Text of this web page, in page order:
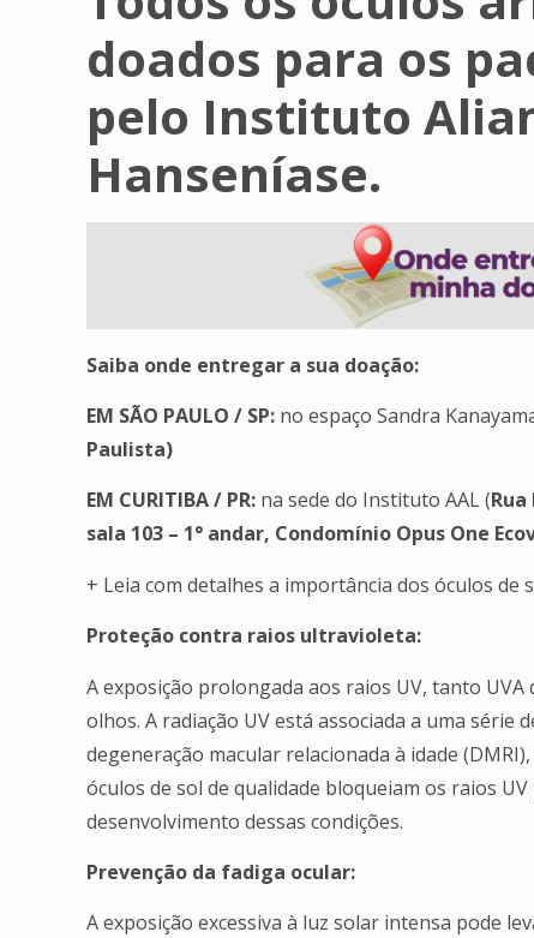
doados para os
pelo Instituto
Hanseníase.
Saiba onde entregar a sua doação:
EM SÃO PAULO / SP: no espaço Sandra
Paulista)
EM CURITIBA / PR: na sede do Instituto AAL (
sala 103 – 1° andar, Condomínio Opus One
+ Leia com detalhes a importância dos óculos de
Proteção contra raios ultravioleta:
A exposição prolongada aos raios UV, tanto
olhos. A radiação UV está associada a uma série
degeneração macular relacionada à idade
óculos de sol de qualidade bloqueiam os raios
desenvolvimento dessas condições.
Prevenção da fadiga ocular:
A exposição excessiva à luz solar intensa pode